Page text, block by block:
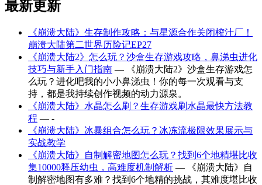
最新更新
《崩溃大陆》生存制作攻略：与星源合作关闭榨汁厂！
崩溃大陆第二世界历险记EP27
《崩溃大陆2》怎么玩？沙盒生存游戏攻略，鼻涕虫进化
技巧与新手入门指南 — 《崩溃大陆2》沙盒生存游戏怎
么玩？进化吧我的小小鼻涕虫！你的每一次观看与支
持，都是我持续创作视频的动力源泉。
《崩溃大陆》水晶怎么刷？生存游戏刷水晶最快方法教
程 — -
《崩溃大陆》冰暴组合怎么玩？冰冻流极限效果展示与
实战教学
《崩溃大陆》自制解密地图怎么玩？找到6个地精堪比收
集10000释压幼虫，高难度机制解析 — 《崩溃大陆》自
制解密地图有多难？找到6个地精的挑战，其难度堪比收